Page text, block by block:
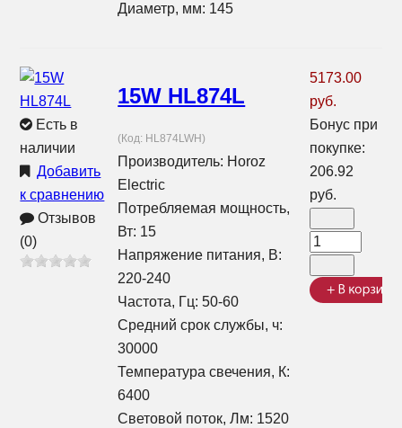
Диаметр, мм: 145
Есть в
наличии
Добавить
к сравнению
Отзывов
(0)
15W HL874L
(Код: HL874LWH)
Производитель: Horoz
Electric
Потребляемая мощность,
Вт: 15
Напряжение питания, В:
220-240
Частота, Гц: 50-60
Средний срок службы, ч:
30000
Температура свечения, К:
6400
Световой поток, Лм: 1520
5173.00
руб.
Бонус при
покупке:
206.92
руб.